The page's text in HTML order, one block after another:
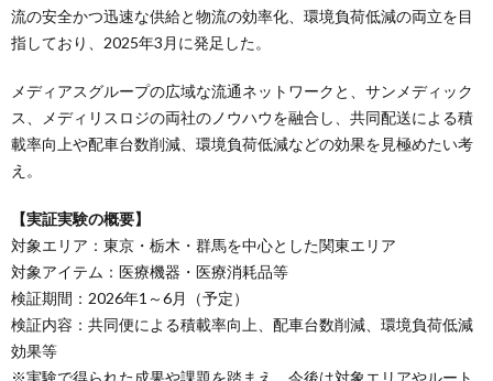
流の安全かつ迅速な供給と物流の効率化、環境負荷低減の両立を目
指しており、2025年3月に発足した。
メディアスグループの広域な流通ネットワークと、サンメディック
ス、メディリスロジの両社のノウハウを融合し、共同配送による積
載率向上や配車台数削減、環境負荷低減などの効果を見極めたい考
え。
【実証実験の概要】
対象エリア：東京・栃木・群馬を中心とした関東エリア
対象アイテム：医療機器・医療消耗品等
検証期間：2026年1～6月（予定）
検証内容：共同便による積載率向上、配車台数削減、環境負荷低減
効果等
※実験で得られた成果や課題を踏まえ、今後は対象エリアやルート